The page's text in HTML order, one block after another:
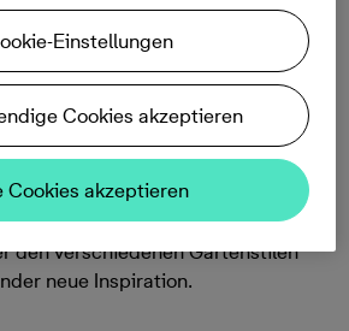
zum Anbau von Nutzpflanzen – in
nimmt der Garten und damit die
ganz besondere Stellung ein.
Land seinen ganz eigenen
typische Pflanzen und Gartendeko
Charakter erzeugen. Sie
Ihren eigenen Garten? Vielleicht
den verschiedenen Gartenstilen
neue Inspiration.
Einstellungen
Cookies akzeptieren
Cookies akzeptieren